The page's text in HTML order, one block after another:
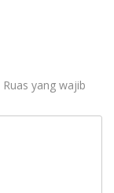
Ruas yang wajib